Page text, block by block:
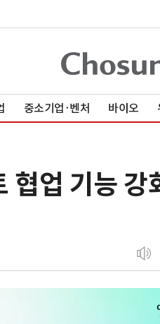
중소기업·벤처 바이오
협업 기능